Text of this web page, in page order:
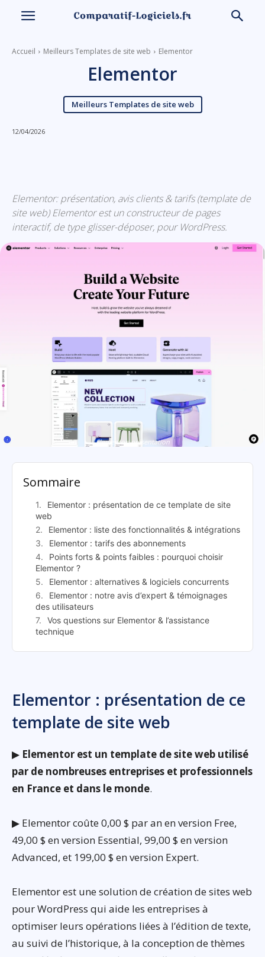
Accueil Meilleurs Templates de site web Elementor
Elementor
Meilleurs Templates de site web
12/04/2026
Elementor: présentation, avis clients & tarifs (template de
site web) Elementor est un constructeur de pages
interactif, de type glisser-déposer, pour WordPress.
Elementor: présentation
Sommaire
Elementor : présentation de ce template de site
web
Elementor : liste des fonctionnalités & intégrations
Elementor : tarifs des abonnements
Points forts & points faibles : pourquoi choisir
Elementor ?
Elementor : alternatives & logiciels concurrents
Elementor : notre avis d’expert & témoignages
des utilisateurs
Vos questions sur Elementor & l’assistance
technique
Elementor : présentation de ce
template de site web
▶ Elementor est un template de site web utilisé
par de nombreuses entreprises et professionnels
en France et dans le monde.
▶ Elementor coûte 0,00 $ par an en version Free,
49,00 $ en version Essential, 99,00 $ en version
Advanced, et 199,00 $ en version Expert.
Elementor est une solution de création de sites web
pour WordPress qui aide les entreprises à
optimiser leurs opérations liées à l’édition de texte,
au suivi de l’historique, à la conception de thèmes